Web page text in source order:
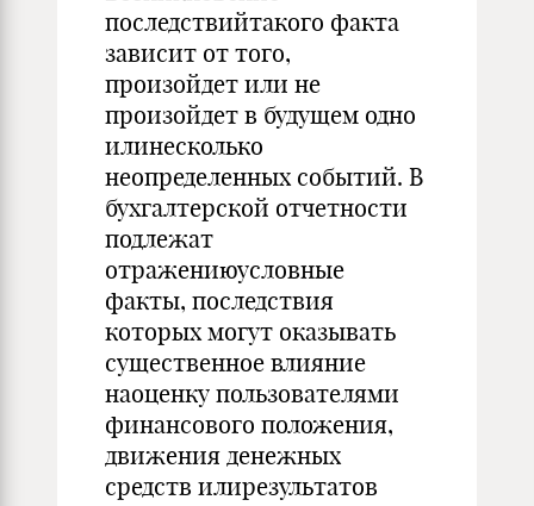
последствийтакого факта
зависит от того,
произойдет или не
произойдет в будущем одно
илинесколько
неопределенных событий. В
бухгалтерской отчетности
подлежат
отражениюусловные
факты, последствия
которых могут оказывать
существенное влияние
наоценку пользователями
финансового положения,
движения денежных
средств илирезультатов